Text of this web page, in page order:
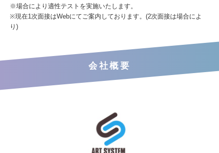
※場合により適性テストを実施いたします。
※現在1次面接はWebにてご案内しております。(2次面接は場合によ
り)
会社概要